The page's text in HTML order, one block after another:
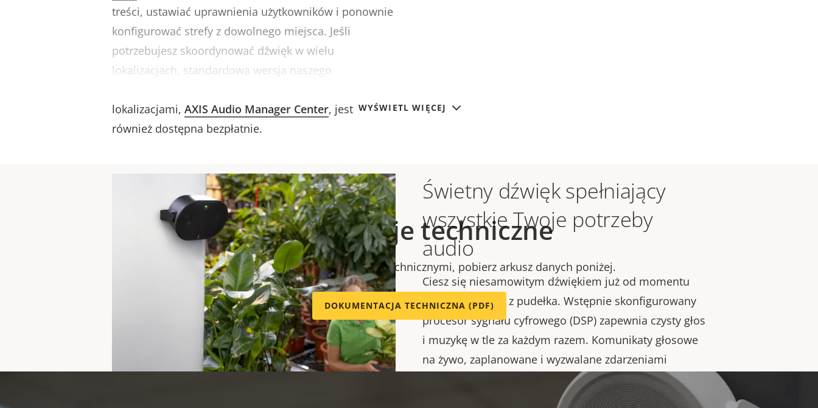
WYŚWIETL WIĘCEJ
treści, ustawiać uprawnienia użytkowników i ponownie
konfigurować strefy z dowolnego miejsca. Jeśli
potrzebujesz skoordynować dźwięk w wielu
lokalizacjach, standardowa wersja naszego
lokalizacjami, AXIS Audio Manager Center, jest
również dostępna bezpłatnie.
Świetny dźwięk spełniający
wszystkie Twoje potrzeby
audio
Ciesz się niesamowitym dźwiękiem już od momentu
wyjęcia głośnika z pudełka. Wstępnie skonfigurowany
procesor sygnału cyfrowego (DSP) zapewnia czysty głos
i muzykę w tle za każdym razem. Komunikaty głosowe
na żywo, zaplanowane i wyzwalane zdarzeniami
pomagają poprawić efektywność operacyjną,
zapewniają ludziom bezpieczeństwo i informacje oraz
Specyfikacje techniczne
Aby zapoznać się ze specyfikacjami technicznymi, pobierz arkusz danych poniżej.
DOKUMENTACJA TECHNICZNA (PDF)